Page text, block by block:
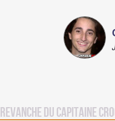
du Capitaine